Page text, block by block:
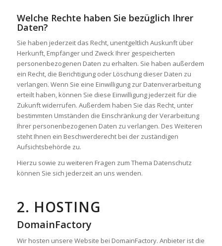
Welche Rechte haben Sie bezüglich Ihrer
Daten?
Sie haben jederzeit das Recht, unentgeltlich Auskunft über
Herkunft, Empfänger und Zweck Ihrer gespeicherten
personenbezogenen Daten zu erhalten. Sie haben außerdem
ein Recht, die Berichtigung oder Löschung dieser Daten zu
verlangen. Wenn Sie eine Einwilligung zur Datenverarbeitung
erteilt haben, können Sie diese Einwilligung jederzeit für die
Zukunft widerrufen. Außerdem haben Sie das Recht, unter
bestimmten Umständen die Einschränkung der Verarbeitung
Ihrer personenbezogenen Daten zu verlangen. Des Weiteren
steht Ihnen ein Beschwerderecht bei der zuständigen
Aufsichtsbehörde zu.
Hierzu sowie zu weiteren Fragen zum Thema Datenschutz
können Sie sich jederzeit an uns wenden.
2. HOSTING
DomainFactory
Wir hosten unsere Website bei DomainFactory. Anbieter ist die